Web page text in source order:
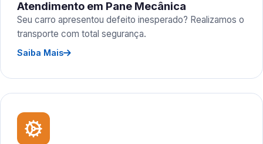
Atendimento em Pane Mecânica
Seu carro apresentou defeito inesperado? Realizamos o
transporte com total segurança.
Saiba Mais